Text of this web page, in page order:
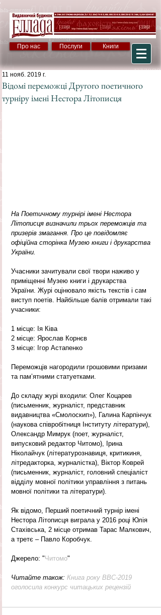
Про нас Послуги Книги
Відомі переможці Другого поетичного
турніру імені Нестора Літописця
11 нояб. 2019 г.
На Поетичному турнірі імені Нестора
Літописця визначили трьох переможців та
призерів змагання. Про це повідомляє
офіційна сторінка Музею книги і друкарства
України.
Учасники зачитували свої твори наживо у
приміщенні Музею книги і друкарства
України. Журі оцінювало якість текстів і сам
виступ поетів. Найбільше балів отримали такі
учасники:
1 місце: Ія Ківа
2 місце: Ярослав Корнєв
3 місце: Ігор Астапенко
Переможців нагородили грошовими призами
та пам’ятними статуетками.
До складу журі входили: Олег Коцарев
(письменник, журналіст, представник
видавництва «Смолоскип»), Галина Карпінчук
(наукова співробітниця Інституту літератури),
Олександр Мимрук (поет, журналіст,
випусковий редактор Читомо), Ірина
Ніколайчук (літературознавиця, критикиня,
літредакторка, журналістка), Віктор Коврей
(письменник, журналіст, головний спеціаліст
відділу мовної політики управління з питань
мовної політики та літератури).
Як відомо, Перший поетичний турнір імені
Нестора Літописця виграла у 2016 році Юлія
Стахівська, 2 місце отримав Тарас Малкович,
а третє – Павло Коробчук.
Джерело: "Читомо"
Читайте також: Книга року ВВС-2019
оголосила конкурс читацьких рецензій